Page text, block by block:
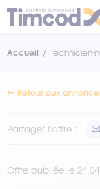
Accueil
Retour aux
Partager l'offre :
Offre publiée le